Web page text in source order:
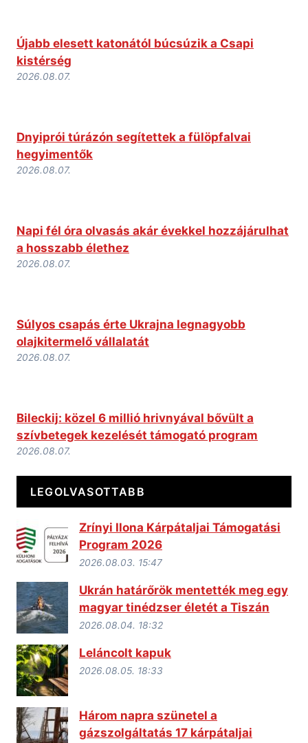
Újabb elesett katonától búcsúzik a Csapi
kistérség
2026.08.07.
Dnyiprói túrázón segítettek a fülöpfalvai
hegyimentők
2026.08.07.
Napi fél óra olvasás akár évekkel hozzájárulhat
a hosszabb élethez
2026.08.07.
Súlyos csapás érte Ukrajna legnagyobb
olajkitermelő vállalatát
2026.08.07.
Bileckij: közel 6 millió hrivnyával bővült a
szívbetegek kezelését támogató program
2026.08.07.
LEGOLVASOTTABB
Zrínyi Ilona Kárpátaljai Támogatási
Program 2026
2026.08.03. 15:47
Ukrán határőrök mentették meg egy
magyar tinédzser életét a Tiszán
2026.08.04. 18:32
Leláncolt kapuk
2026.08.05. 18:33
Három napra szünetel a
gázszolgáltatás 17 kárpátaljai